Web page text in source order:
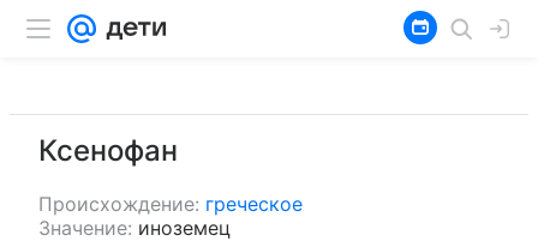
Ксенофан
Происхождение: греческое
Значение: иноземец